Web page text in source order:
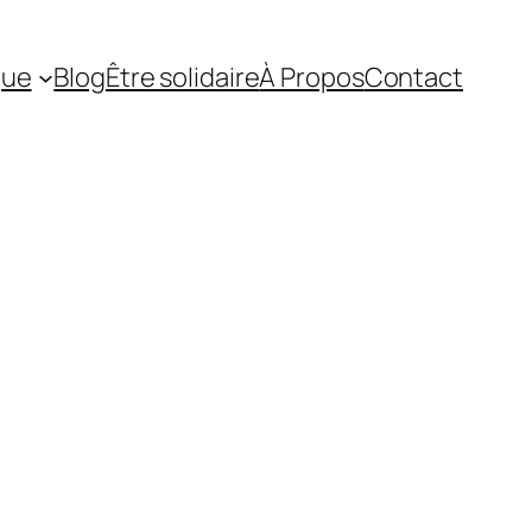
BlogÊtre solidaireÀ ProposContact